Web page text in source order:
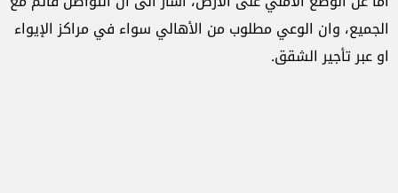
الجميع، وان الوعي مطلوب من الأهالي سواء في مراكز الإيواء
او عبر تأجير الشقق.